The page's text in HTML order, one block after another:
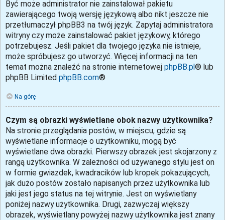
Być może administrator nie zainstalował pakietu
zawierającego twoją wersję językową albo nikt jeszcze nie
przetłumaczył phpBB3 na twój język. Zapytaj administratora
witryny czy może zainstalować pakiet językowy, którego
potrzebujesz. Jeśli pakiet dla twojego języka nie istnieje,
może spróbujesz go utworzyć. Więcej informacji na ten
temat można znaleźć na stronie internetowej phpBB.pl ® lub
phpBB Limited phpBB.com®
Na górę
Czym są obrazki wyświetlane obok nazwy użytkownika?
Na stronie przeglądania postów, w miejscu, gdzie są
wyświetlane informacje o użytkowniku, mogą być
wyświetlane dwa obrazki. Pierwszy obrazek jest skojarzony z
rangą użytkownika. W zależności od używanego stylu jest on
w formie gwiazdek, kwadracików lub kropek pokazujących,
jak dużo postów zostało napisanych przez użytkownika lub
jaki jest jego status na tej witrynie. Jest on wyświetlany
poniżej nazwy użytkownika. Drugi, zazwyczaj większy
obrazek, wyświetlany powyżej nazwy użytkownika jest znany